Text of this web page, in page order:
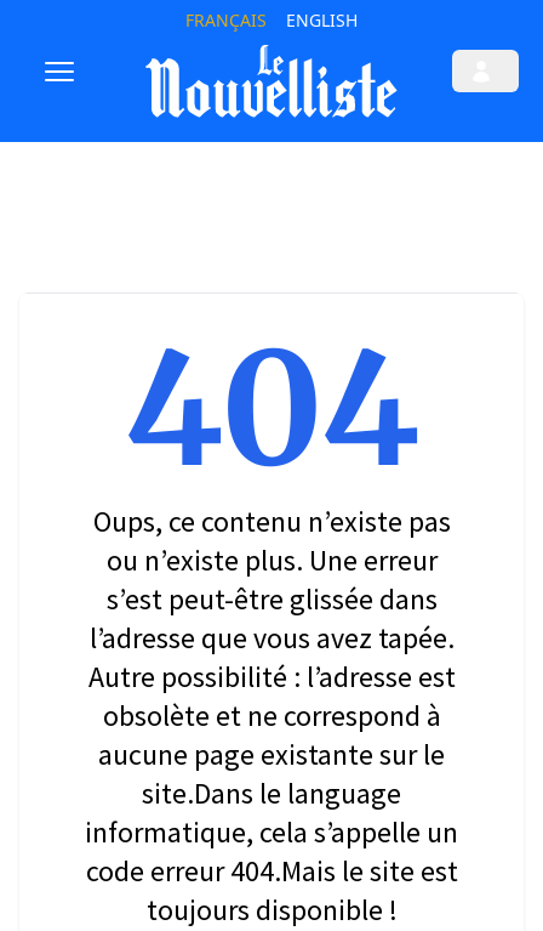
FRANÇAIS ENGLISH
404
Oups, ce contenu n’existe pas
ou n’existe plus. Une erreur
s’est peut-être glissée dans
l’adresse que vous avez tapée.
Autre possibilité : l’adresse est
obsolète et ne correspond à
aucune page existante sur le
site.Dans le language
informatique, cela s’appelle un
code erreur 404.Mais le site est
toujours disponible !